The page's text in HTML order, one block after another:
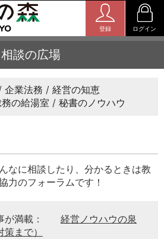
登録 ログイン
相談の広場
企業法務
経営の知恵
の給湯室 秘書のノウハウ
なに相談したり、分かるときは教
力のフォーラムです！
満載：
経営ノウハウの泉
まで）